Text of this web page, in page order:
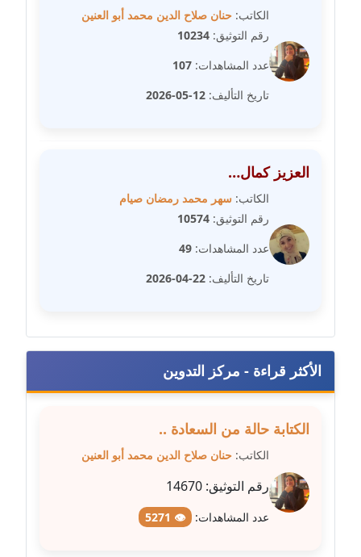
مدونة طه ابوزيد
عاملة
مدونة طه عبد الوهاب
مدونة عاصم عرابي
عاملة
مدونة عبد الحميد ابراهيم
عاملة
مدونة عبد الرحمن محمد
عاملة
مدونة عبير بسيوني
عاملة
مدونة عبير سعد
الكاتب: حنان صلاح الدين محمد أبو العنين
رقم التوثيق: 10234
عدد المشاهدات: 107
تاريخ التأليف: 12-05-2026
العزيز كمال…
الكاتب: سهر محمد رمضان صيام
رقم التوثيق: 10574
عدد المشاهدات: 49
تاريخ التأليف: 22-04-2026
الأكثر قراءة - مركز التدوين
الكتابة حالة من السعادة ..
الكاتب: حنان صلاح الدين محمد أبو العنين
رقم التوثيق: 14670
عدد المشاهدات: 👁 5271